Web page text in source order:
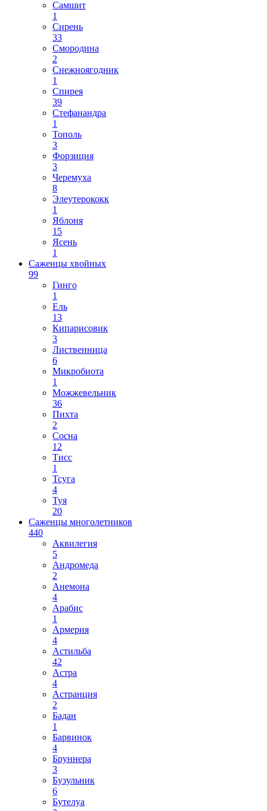
Самшит
1
Сирень
33
Смородина
2
Снежноягодник
1
Спирея
39
Стефанандра
1
Тополь
3
Форзиция
3
Черемуха
8
Элеутерококк
1
Яблоня
15
Ясень
1
Саженцы хвойных
99
Гинго
1
Ель
13
Кипарисовик
3
Лиственница
6
Микробиота
1
Можжевельник
36
Пихта
2
Сосна
12
Тисс
1
Тсуга
4
Туя
20
Саженцы многолетников
440
Аквилегия
5
Андромеда
2
Анемона
4
Арабис
1
Армерия
4
Астильба
42
Астра
4
Астранция
2
Бадан
1
Барвинок
4
Бруннера
3
Бузульник
6
Бутелуа